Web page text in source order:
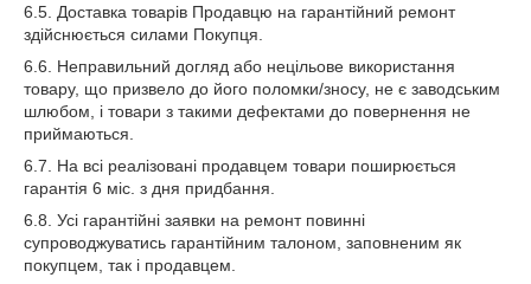
6.5. Доставка товарів Продавцю на гарантійний ремонт
здійснюється силами Покупця.
6.6. Неправильний догляд або нецільове використання
товару, що призвело до його поломки/зносу, не є заводським
шлюбом, і товари з такими дефектами до повернення не
приймаються.
6.7. На всі реалізовані продавцем товари поширюється
гарантія 6 міс. з дня придбання.
6.8. Усі гарантійні заявки на ремонт повинні
супроводжуватись гарантійним талоном, заповненим як
покупцем, так і продавцем.